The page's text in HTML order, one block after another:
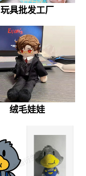
玩具批发工厂
绒毛娃娃